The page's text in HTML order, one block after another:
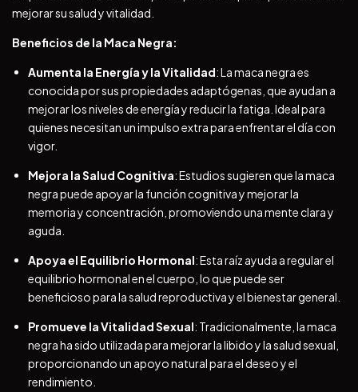
mejorar su salud y vitalidad.
Beneficios de la Maca Negra:
Aumenta la Energía y la Vitalidad: La maca negra es
conocida por sus propiedades adaptógenas, que ayudan a
mejorar los niveles de energía y reducir la fatiga. Ideal para
quienes necesitan un impulso extra para enfrentar el día con
vigor.
Mejora la Salud Cognitiva: Estudios sugieren que la maca
negra puede apoyar la función cognitiva y mejorar la
memoria y concentración, promoviendo una mente clara y
aguda.
Apoya el Equilibrio Hormonal: Esta raíz ayuda a regular el
equilibrio hormonal en el cuerpo, lo que puede ser
beneficioso para la salud reproductiva y el bienestar general.
Promueve la Vitalidad Sexual: Tradicionalmente, la maca
negra ha sido utilizada para mejorar la libido y la salud sexual,
proporcionando un apoyo natural para el deseo y el
rendimiento.